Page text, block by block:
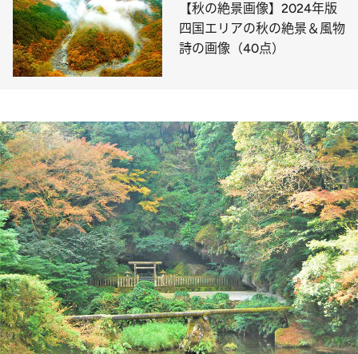
【秋の絶景画像】2024年版
四国エリアの秋の絶景＆風物
詩の画像（40点）